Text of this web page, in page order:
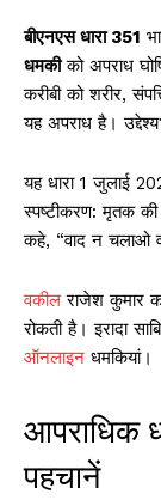
बीएनएस धारा 351
धमकीको अपराध
करीबी को शरीर,
यह अपराध है।
यह धारा 1 जुलाई
स्पष्टीकरण: मृतक की
कहे, “वाद न चलाओ
वकील राजेश कुमार
रोकती है। इरादा
ऑनलाइन धमकियां।
आपराधिक
पहचानें